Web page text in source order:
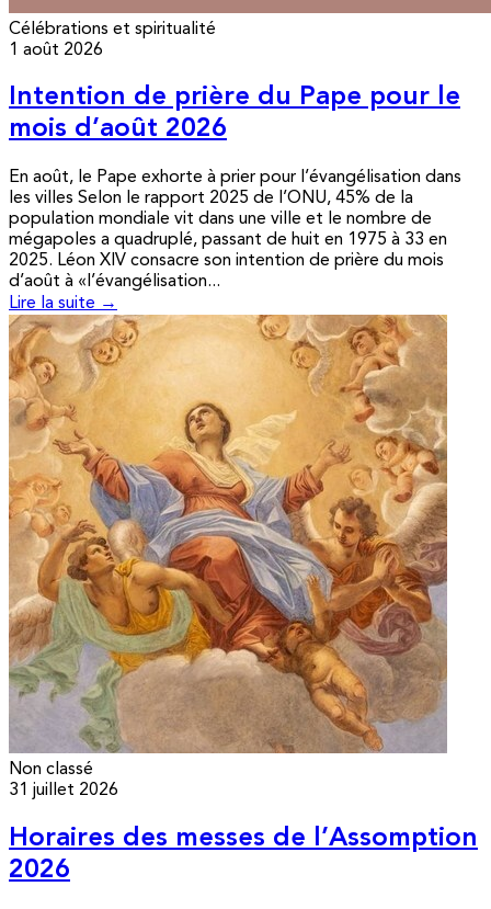
Célébrations et spiritualité
1 août 2026
Intention de prière du Pape pour le
mois d’août 2026
En août, le Pape exhorte à prier pour l’évangélisation dans
les villes Selon le rapport 2025 de l’ONU, 45% de la
population mondiale vit dans une ville et le nombre de
mégapoles a quadruplé, passant de huit en 1975 à 33 en
2025. Léon XIV consacre son intention de prière du mois
d’août à «l’évangélisation...
Lire la suite →
Non classé
31 juillet 2026
Horaires des messes de l’Assomption
2026